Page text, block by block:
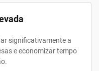
significativamente a
e economizar tempo